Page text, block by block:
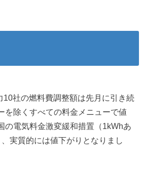
10社の燃料費調整額は先月に引き続
を除くすべての料金メニューで値
の電気料金激変緩和措置（1kWhあ
実質的には値下がりとなりまし